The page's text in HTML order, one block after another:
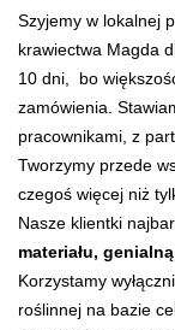
Szyjemy w lokalnej
krawiectwa Magda
10 dni, bo
zamówienia.
pracownikami, z
Tworzymy przede
czegoś więcej niż
Nasze klientki
materiału,
Korzystamy
roślinnej na bazie